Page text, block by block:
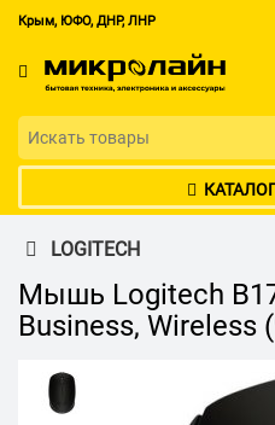
Крым, ЮФО, ДНР, ЛНР
LOGITECH
Мышь Logitech
Business, Wireless